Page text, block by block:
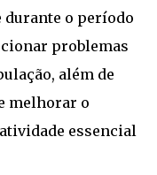
o período
problemas
além de
melhorar o
essencial